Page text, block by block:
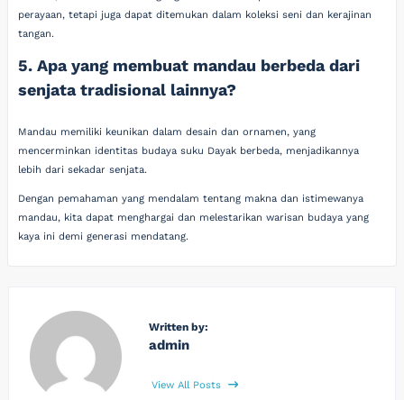
perayaan, tetapi juga dapat ditemukan dalam koleksi seni dan kerajinan
tangan.
5. Apa yang membuat mandau berbeda dari
senjata tradisional lainnya?
Mandau memiliki keunikan dalam desain dan ornamen, yang
mencerminkan identitas budaya suku Dayak berbeda, menjadikannya
lebih dari sekadar senjata.
Dengan pemahaman yang mendalam tentang makna dan istimewanya
mandau, kita dapat menghargai dan melestarikan warisan budaya yang
kaya ini demi generasi mendatang.
Written by:
admin
View All Posts